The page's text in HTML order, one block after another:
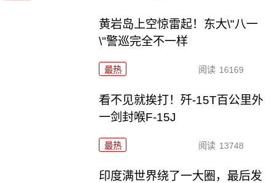
黄岩岛上空惊雷起！东大\"八一
\"警巡完全不一样
最热 阅读 16169
看不见就挨打！歼-15T百公里外
一剑封喉F-15J
最热 阅读 13748
印度满世界绕了一大圈，最后发